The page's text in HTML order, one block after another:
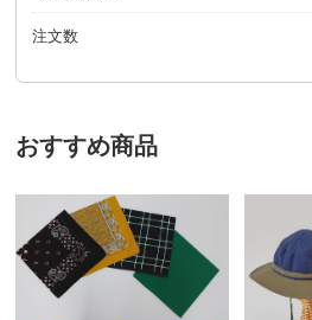
注文数
おすすめ商品